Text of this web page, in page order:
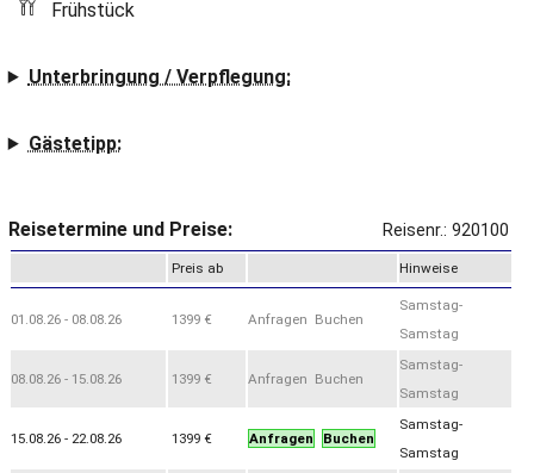
Frühstück
Unterbringung / Verpflegung:
Gästetipp:
Reisetermine und Preise: Reisenr.: 920100
Preis ab Hinweise
01.08.26 - 08.08.26 1399 € Anfragen Buchen
Samstag-
Samstag
08.08.26 - 15.08.26 1399 € Anfragen Buchen
Samstag-
Samstag
15.08.26 - 22.08.26 1399 € Anfragen Buchen
Samstag-
Samstag